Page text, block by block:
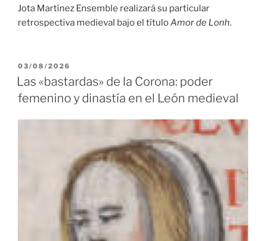
Jota Martínez Ensemble realizará su particular
retrospectiva medieval bajo el títuloAmor de Lonh.
PUBLICADO
EL
03/08/2026
Las «bastardas» de la Corona: poder
femenino y dinastía en el León medieval